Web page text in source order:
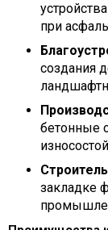
при
создания
бетонные
закладке